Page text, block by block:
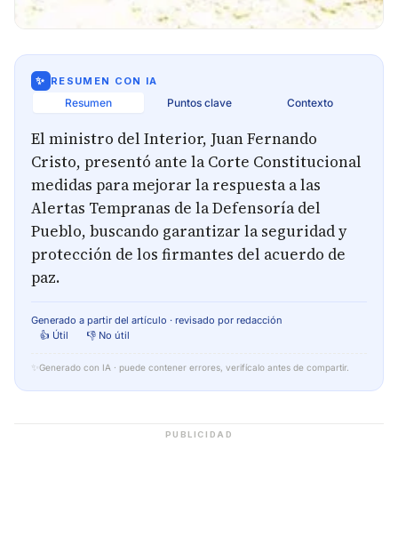
✨ RESUMEN CON IA
Resumen Puntos clave Contexto
El ministro del Interior, Juan Fernando
Cristo, presentó ante la Corte Constitucional
medidas para mejorar la respuesta a las
Alertas Tempranas de la Defensoría del
Pueblo, buscando garantizar la seguridad y
protección de los firmantes del acuerdo de
paz.
Generado a partir del artículo · revisado por redacción
👍 Útil
👎 No útil
✨ Generado con IA · puede contener errores, verifícalo antes de compartir.
PUBLICIDAD